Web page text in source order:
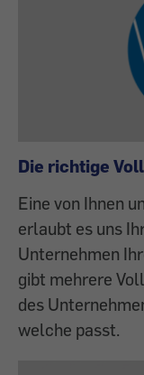
Die richtige
Eine von Ihnen
erlaubt es uns
Unternehmen
gibt mehrere
des
welche passt.